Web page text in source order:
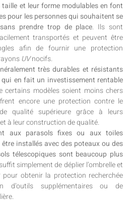
taille et leur forme modulables en font
pour les personnes qui souhaitent se
prendre trop de place. Ils sont
transportés et peuvent être
afin de fournir une protection
UVnocifs.
très durables et résistants
en fait un investissement rentable
certains modèles soient moins chers
encore une protection contre le
qualité supérieure grâce à leurs
à leur construction de qualité.
aux parasols fixes ou aux toiles
installés avec des poteaux ou des
télescopiques sont beaucoup plus
simplement de déplier l’ombrelle et
pour obtenir la protection recherchée
d’outils supplémentaires ou de